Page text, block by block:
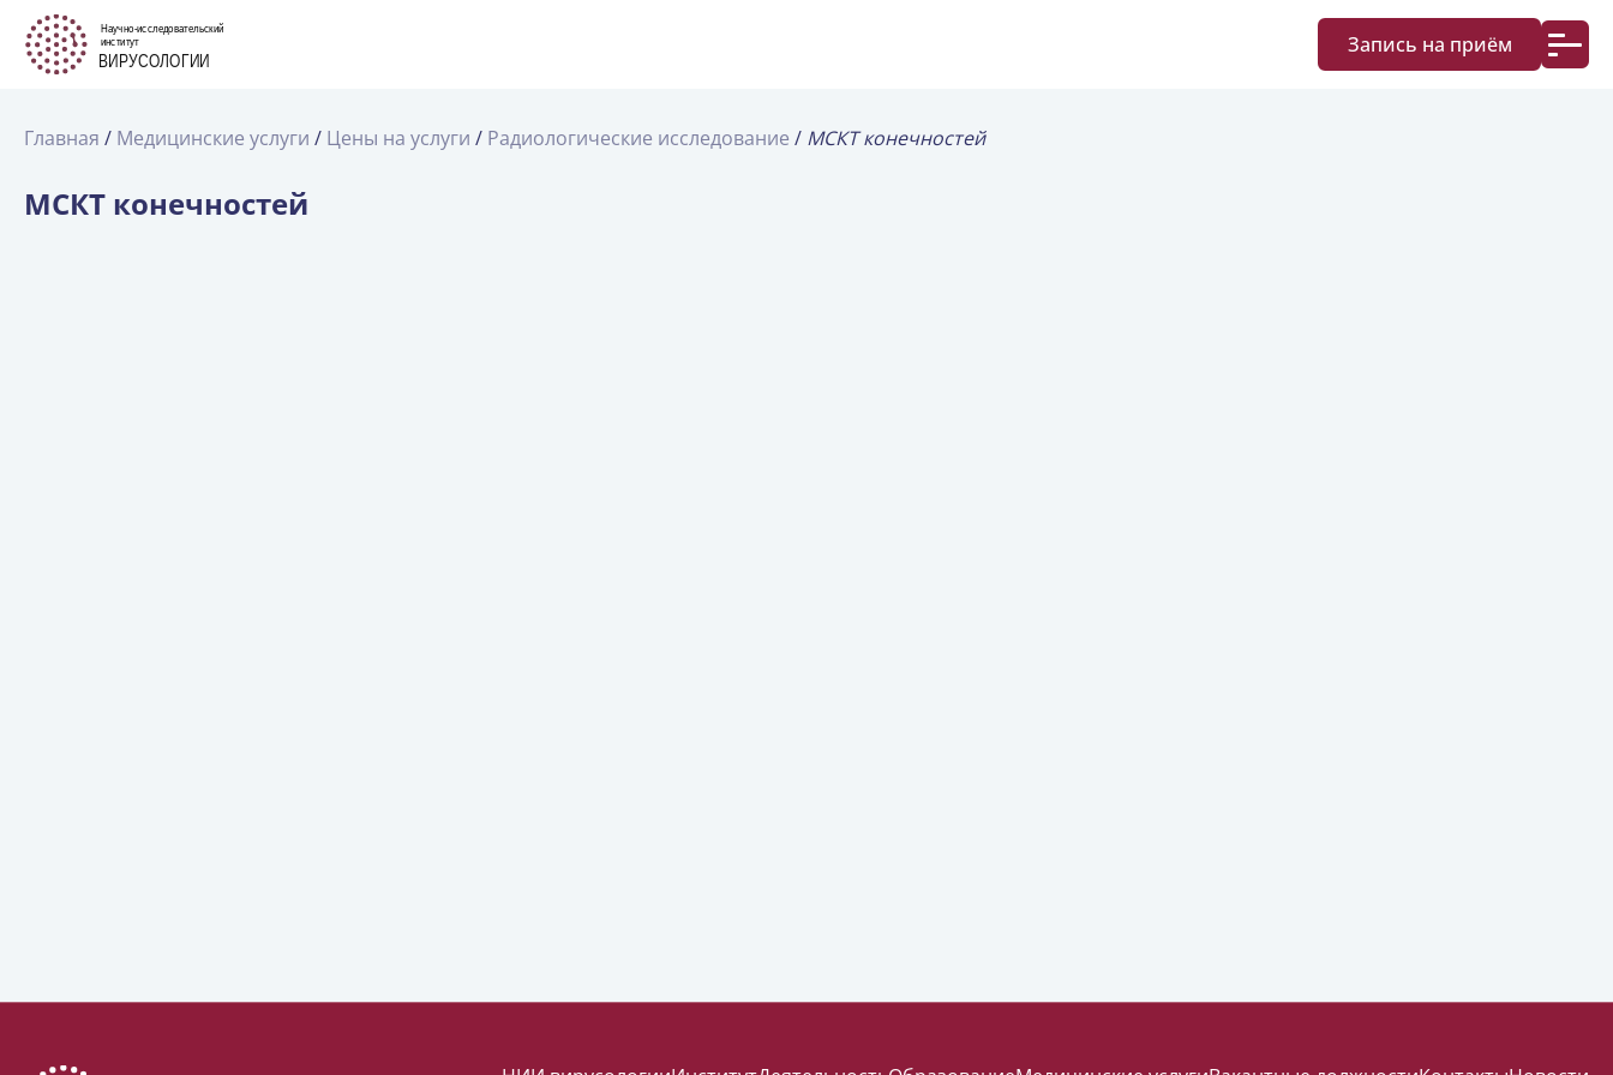
Запись на приём
Главная Медицинские услуги Цены на услуги Радиологические исследование МСКТ конечностей
МСКТ конечностей